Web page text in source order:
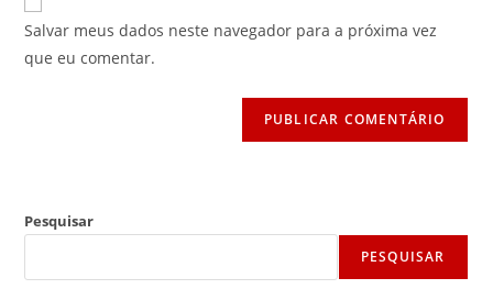
comentar
mail
para
comentar
do
site
Salvar meus dados neste navegador para a próxima vez
que eu comentar.
Pesquisar
PESQUISAR